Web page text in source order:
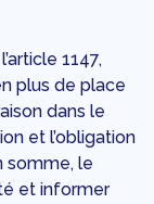
1147,
plus de place
dans le
et l’obligation
somme, le
et informer